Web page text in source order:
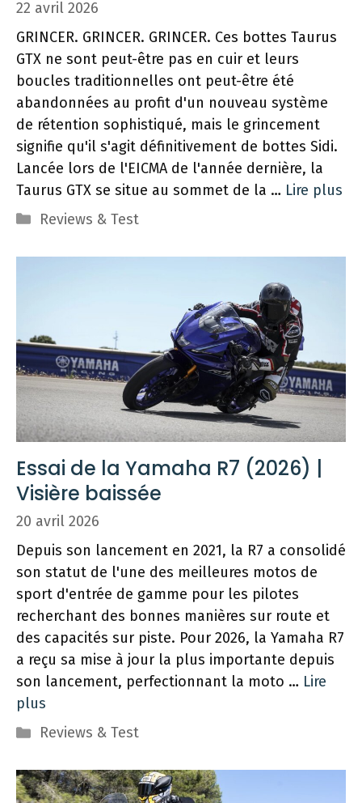
22 avril 2026
GRINCER. GRINCER. GRINCER. Ces bottes Taurus
GTX ne sont peut-être pas en cuir et leurs
boucles traditionnelles ont peut-être été
abandonnées au profit d'un nouveau système
de rétention sophistiqué, mais le grincement
signifie qu'il s'agit définitivement de bottes Sidi.
Lancée lors de l'EICMA de l'année dernière, la
Taurus GTX se situe au sommet de la … Lire plus
Catégories
Reviews & Test
Essai de la Yamaha R7 (2026) |
Visière baissée
20 avril 2026
Depuis son lancement en 2021, la R7 a consolidé
son statut de l'une des meilleures motos de
sport d'entrée de gamme pour les pilotes
recherchant des bonnes manières sur route et
des capacités sur piste. Pour 2026, la Yamaha R7
a reçu sa mise à jour la plus importante depuis
son lancement, perfectionnant la moto … Lire
plus
Catégories
Reviews & Test